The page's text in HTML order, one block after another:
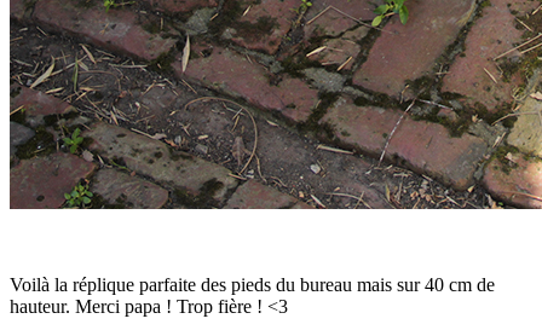
Voilà la réplique parfaite des pieds du bureau mais sur 40 cm de
hauteur. Merci papa ! Trop fière ! <3